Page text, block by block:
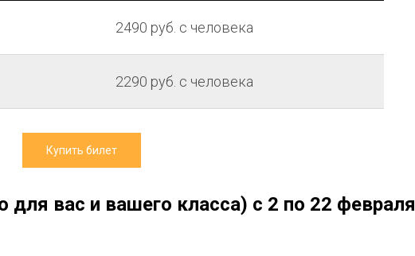
2490 руб. с человека
2290 руб. с человека
Купить билет
вас и вашего класса) с 2 по 22 февраля